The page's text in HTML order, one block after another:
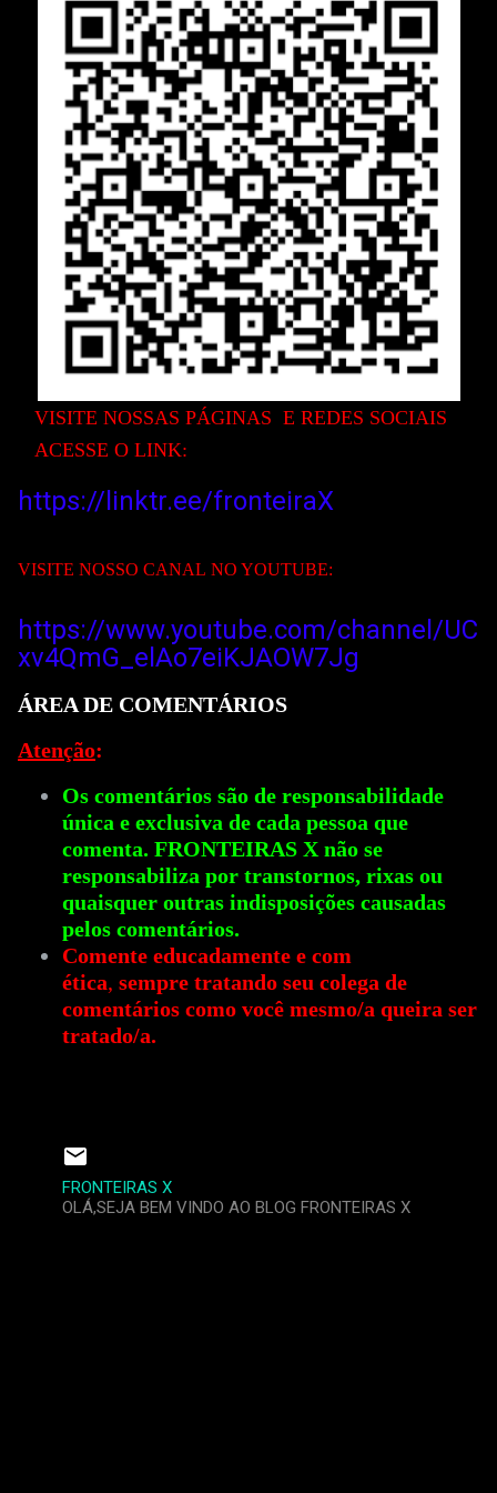
VISITE NOSSAS PÁGINAS E REDES SOCIAIS
ACESSE O LINK:
https://linktr.ee/fronteiraX
VISITE NOSSO CANAL NO YOUTUBE:
https://www.youtube.com/channel/UC
xv4QmG_elAo7eiKJAOW7Jg
ÁREA DE COMENTÁRIOS
Atenção:
Os comentários são de responsabilidade
única e exclusiva de cada pessoa que
comenta. FRONTEIRAS X não se
responsabiliza por transtornos, rixas ou
quaisquer outras indisposições causadas
pelos comentários.
Comente educadamente e com
ética, sempre tratando seu colega de
comentários como você mesmo/a queira ser
tratado/a.
FRONTEIRAS X
OLÁ,SEJA BEM VINDO AO BLOG FRONTEIRAS X